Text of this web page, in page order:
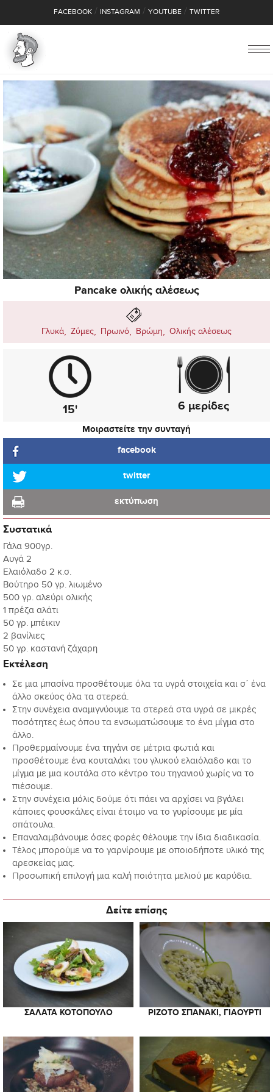
FACEBOOK / INSTAGRAM / YOUTUBE / TWITTER
Pancake ολικής αλέσεως
Γλυκά, Ζύμες, Πρωινό, Βρώμη, Ολικής αλέσεως
15' 6 μερίδες
Μοιραστείτε την συνταγή
facebook
twitter
εκτύπωση
Συστατικά
Γάλα 900γρ.
Αυγά 2
Ελαιόλαδο 2 κ.σ.
Βούτηρο 50 γρ. λιωμένο
500 γρ. αλεύρι ολικής
1 πρέζα αλάτι
50 γρ. μπέικιν
2 βανίλιες
50 γρ. καστανή ζάχαρη
Εκτέλεση
Σε μια μπασίνα προσθέτουμε όλα τα υγρά στοιχεία και σ΄ ένα
άλλο σκεύος όλα τα στερεά.
Στην συνέχεια αναμιγνύουμε τα στερεά στα υγρά σε μικρές
ποσότητες έως όπου τα ενσωματώσουμε το ένα μίγμα στο
άλλο.
Προθερμαίνουμε ένα τηγάνι σε μέτρια φωτιά και
προσθέτουμε ένα κουταλάκι του γλυκού ελαιόλαδο και το
μίγμα με μια κουτάλα στο κέντρο του τηγανιού χωρίς να το
πιέσουμε.
Στην συνέχεια μόλις δούμε ότι πάει να αρχίσει να βγάλει
κάποιες φουσκάλες είναι έτοιμο να το γυρίσουμε με μία
σπάτουλα.
Επαναλαμβάνουμε όσες φορές θέλουμε την ίδια διαδικασία.
Τέλος μπορούμε να το γαρνίρουμε με οποιοδήποτε υλικό της
αρεσκείας μας.
Προσωπική επιλογή μια καλή ποιότητα μελιού με καρύδια.
Δείτε επίσης
ΣΑΛΆΤΑ ΚΟΤΌΠΟΥΛΟ ΡΙΖΌΤΟ ΣΠΑΝΆΚΙ, ΓΙΑΟΎΡΤΙ